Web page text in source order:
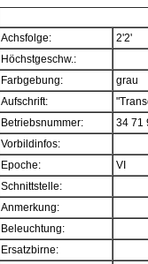
Achsfolge:
2'2'
Höchstgeschw.:
Farbgebung:
grau
Aufschrift:
Betriebsnummer:
34 71
Vorbildinfos:
Epoche:
VI
Schnittstelle:
Anmerkung:
Beleuchtung:
Ersatzbirne: